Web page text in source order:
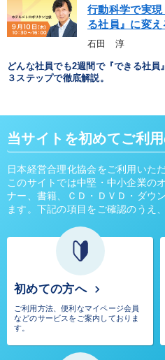
行動科学で実
る社員』に変
石田 淳
どんな社員でも2週間で『できる社
３ステップで徹底解説。
当サイトを初めてご利
日本経営合理化協会をご利用いた
このサイトでは中堅・中小企業の
ナー、書籍、ＣＤ・ＤＶＤ・ダウ
ます。下記の項目をご確認のうえ
初めての方へ keyboard_arrow_right
ご利用方法、便利なマイページ会員
などのサービスをご案内しておりま
す。